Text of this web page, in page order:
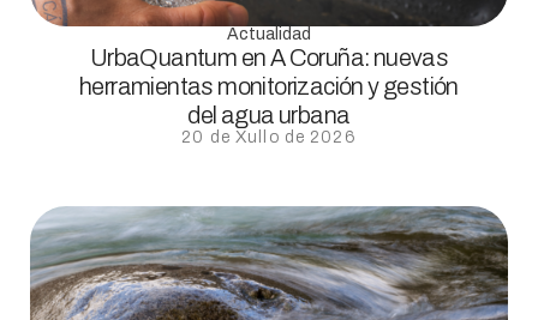
Actualidad
UrbaQuantum en A Coruña: nuevas
herramientas monitorización y gestión
del agua urbana
20 de Xullo de 2026